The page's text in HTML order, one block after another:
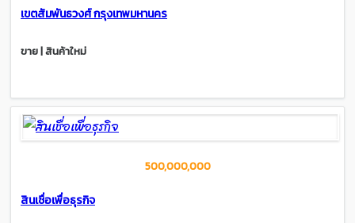
เขตสัมพันธวงศ์ กรุงเทพมหานคร
ขาย | สินค้าใหม่
500,000,000
สินเชื่อเพื่อธุรกิจ